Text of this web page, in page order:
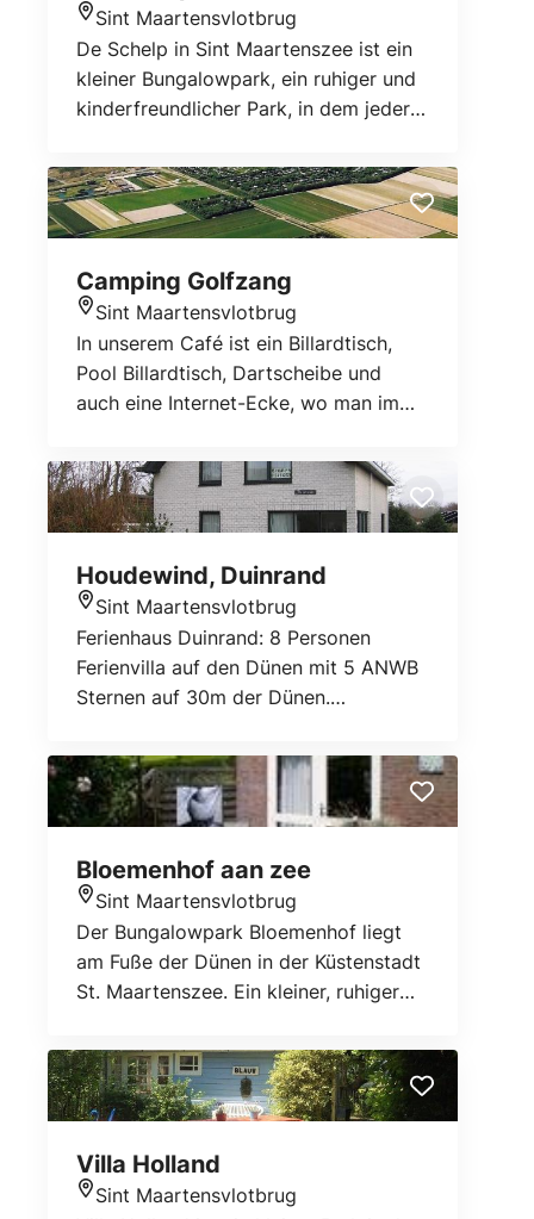
kostenfreies WLAN. Es gibt private
Parkplätze für den Bungalow. De
Meeuw liegt auf den Dünen,
gegenüber dem Strand in St.
Standort
Sint Maartensvlotbrug
De Schelp in Sint Maartenszee ist ein
kleiner Bungalowpark, ein ruhiger und
kinderfreundlicher Park, in dem jeder
Besonderes Augenmerk wird auf die
Grünflächen des Parks gelegt.
Buchung: www.greatvakantiehuizen.nl
Camping Golfzang
Standort
Sint Maartensvlotbrug
In unserem Café ist ein Billardtisch,
Pool Billardtisch, Dartscheibe und
auch eine Internet-Ecke, wo man im
System aufgebaut. So kann jeder mit
eigenen Laptop Surfen.
Houdewind, Duinrand
Standort
Sint Maartensvlotbrug
Ferienhaus Duinrand: 8 Personen
Ferienvilla auf den Dünen mit 5 ANWB
Sternen auf 30m der Dünen.
Sitzecke am Kamin und Flachbild-TV,
eine Teeecke mit Blick auf die Dünen,
ein großer Essbereich und eine
Bequemlichkeiten. Private gratis Wi-Fi.
Im ersten Stock: vier Schlafzimmer,
zwei Bäder und separates WC. Zwei
Schlafzimmer haben Doppelbetten
und die anderen Schlafzimmer haben
Badezimmer hat eine Badewanne und
zwei Waschbecken, die andere eine
Dusche und ein Waschbecken.
Bloemenhof aan zee
Standort
Sint Maartensvlotbrug
Der Bungalowpark Bloemenhof liegt
am Fuße der Dünen in der Küstenstadt
St. Maartenszee. Ein kleiner, ruhiger
der an die Zwiebelfelder und die breite
Dünenreihe von St. Maartenszee
grenzt.
Villa Holland
Standort
Sint Maartensvlotbrug